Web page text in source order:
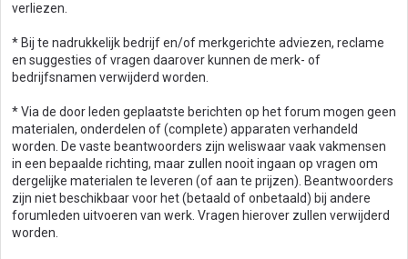
verliezen.
* Bij te nadrukkelijk bedrijf en/of merkgerichte adviezen, reclame
en suggesties of vragen daarover kunnen de merk- of
bedrijfsnamen verwijderd worden.
* Via de door leden geplaatste berichten op het forum mogen geen
materialen, onderdelen of (complete) apparaten verhandeld
worden. De vaste beantwoorders zijn weliswaar vaak vakmensen
in een bepaalde richting, maar zullen nooit ingaan op vragen om
dergelijke materialen te leveren (of aan te prijzen). Beantwoorders
zijn niet beschikbaar voor het (betaald of onbetaald) bij andere
forumleden uitvoeren van werk. Vragen hierover zullen verwijderd
worden.